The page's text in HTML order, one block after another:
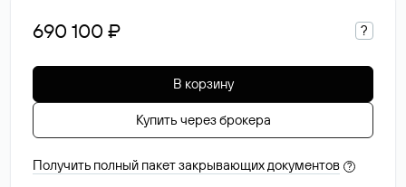
690 100 ₽ ?
В корзину
Купить через брокера
Получить полный пакет закрывающих документов ?